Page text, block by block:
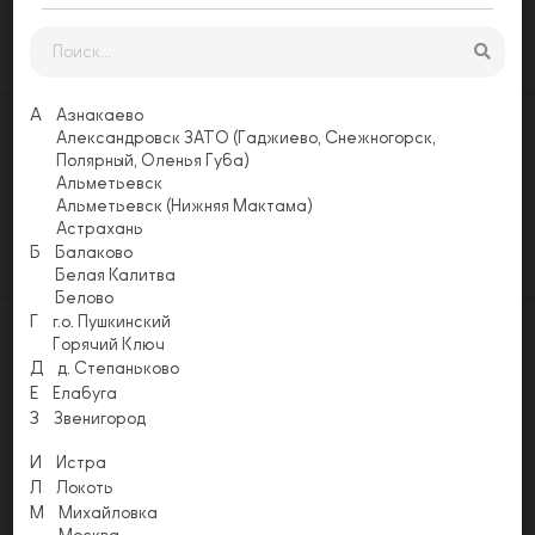
Оставьте свой отзыв
Еще никто не оставил отзыв на этой
странице. Будьте первым, напишите свой
отзыв!
АкцииУсловия доставки
Email
info@pizzapomodoro.ru
А
Азнакаево
Александровск ЗАТО (Гаджиево, Снежногорск,
Полярный, Оленья Губа)
Альметьевск
Альметьевск (Нижняя Мактама)
Астрахань
Б
Балаково
Белая Калитва
Белово
Г
г.о. Пушкинский
Горячий Ключ
Д д. Степаньково
Е Елабуга
З Звенигород
И Истра
Л Локоть
М
Михайловка